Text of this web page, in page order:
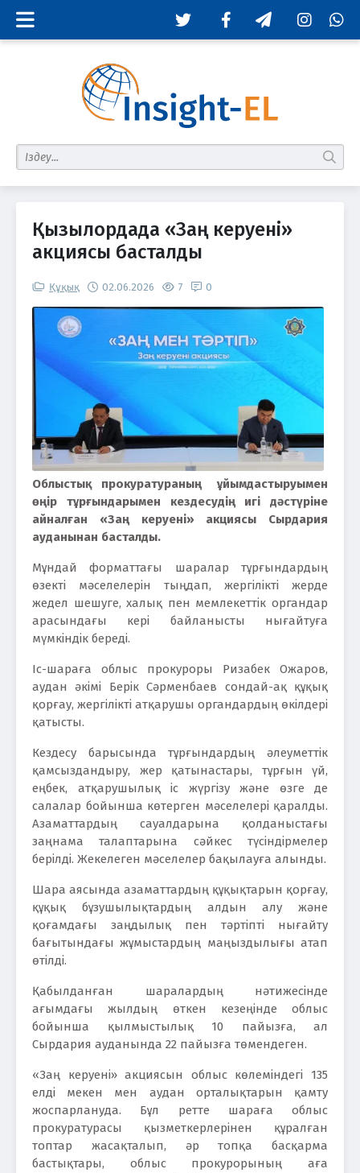
TwitterFacebookTelegramInstagram
табу
Қызылордада «Заң керуені»
акциясы басталды
Құқық 02.06.2026 7 0
Облыстық прокуратураның ұйымдастыруымен
өңір тұрғындарымен кездесудің игі дәстүріне
айналған «Заң керуені» акциясы Сырдария
ауданынан басталды.
Мұндай форматтағы шаралар тұрғындардың
өзекті мәселелерін тыңдап, жергілікті жерде
жедел шешуге, халық пен мемлекеттік органдар
арасындағы кері байланысты нығайтуға
мүмкіндік береді.
Іс-шараға облыс прокуроры Ризабек Ожаров,
аудан әкімі Берік Сәрменбаев сондай-ақ құқық
қорғау, жергілікті атқарушы органдардың өкілдері
қатысты.
Кездесу барысында тұрғындардың әлеуметтік
қамсыздандыру, жер қатынастары, тұрғын үй,
еңбек, атқарушылық іс жүргізу және өзге де
салалар бойынша көтерген мәселелері қаралды.
Азаматтардың сауалдарына қолданыстағы
заңнама талаптарына сәйкес түсіндірмелер
берілді. Жекелеген мәселелер бақылауға алынды.
Шара аясында азаматтардың құқықтарын қорғау,
құқық бұзушылықтардың алдын алу және
қоғамдағы заңдылық пен тәртіпті нығайту
бағытындағы жұмыстардың маңыздылығы атап
өтілді.
Қабылданған шаралардың нәтижесінде
ағымдағы жылдың өткен кезеңінде облыс
бойынша қылмыстылық 10 пайызға, ал
Сырдария ауданында 22 пайызға төмендеген.
«Заң керуені» акциясын облыс көлеміндегі 135
елді мекен мен аудан орталықтарын қамту
жоспарлануда. Бұл ретте шараға облыс
прокуратурасы қызметкерлерінен құралған
топтар жасақталып, әр топқа басқарма
бастықтары, облыс прокурорының аға